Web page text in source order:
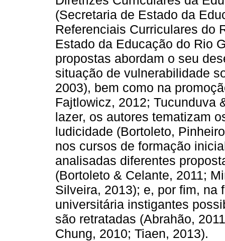
(Secretaria de Estado da
Referenciais Curriculares do
Estado da Educação do Rio
propostas abordam o seu
situação de vulnerabilidade
2003), bem como na
Fajtlowicz, 2012; Tucunduva
lazer, os autores tematizam
ludicidade (Bortoleto,
nos cursos de formação
analisadas diferentes
(Bortoleto & Celante, 2011;
Silveira, 2013); e, por fim, na
universitária instigantes
são retratadas (Abrahão,
Chung, 2010; Tiaen, 2013).